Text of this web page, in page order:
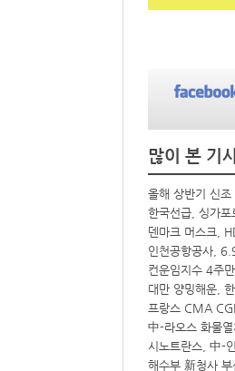
많이 본 기
한국선급, 싱가포
컨운임지수 4주
프랑스 CMA